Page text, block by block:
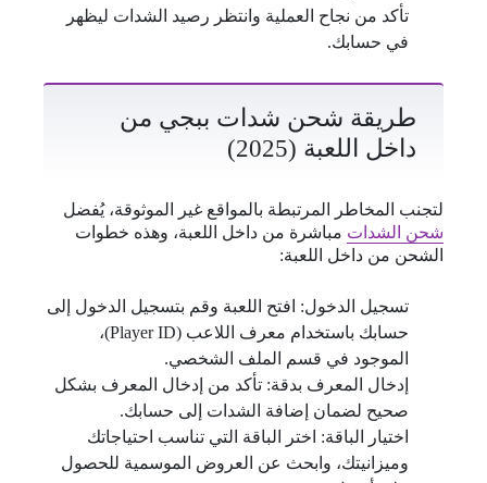
تأكد من نجاح العملية وانتظر رصيد الشدات ليظهر
في حسابك.
طريقة شحن شدات ببجي من
داخل اللعبة (2025)
لتجنب المخاطر المرتبطة بالمواقع غير الموثوقة، يُفضل
شحن الشدات مباشرة من داخل اللعبة، وهذه خطوات
الشحن من داخل اللعبة:
تسجيل الدخول: افتح اللعبة وقم بتسجيل الدخول إلى
حسابك باستخدام معرف اللاعب (Player ID)،
الموجود في قسم الملف الشخصي.
إدخال المعرف بدقة: تأكد من إدخال المعرف بشكل
صحيح لضمان إضافة الشدات إلى حسابك.
اختيار الباقة: اختر الباقة التي تناسب احتياجاتك
وميزانيتك، وابحث عن العروض الموسمية للحصول